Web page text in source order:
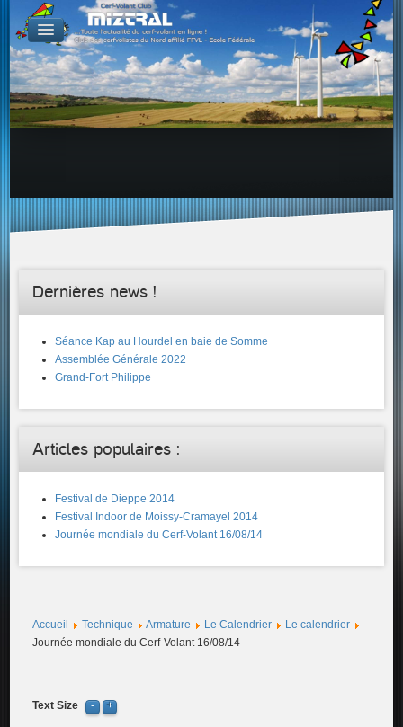
De par le monde
GALERIES
Galerie Photo
Galerie KAP
Galerie Vidéo
Proposer un lien sur votre site Web
Proposer un nouveau lien !
Dernières news !
Séance Kap au Hourdel en baie de Somme
Assemblée Générale 2022
Grand-Fort Philippe
Articles populaires :
Festival de Dieppe 2014
Festival Indoor de Moissy-Cramayel 2014
Journée mondiale du Cerf-Volant 16/08/14
Accueil Technique Armature Le Calendrier
Le calendrier
Journée mondiale du Cerf-Volant 16/08/14
Text Size